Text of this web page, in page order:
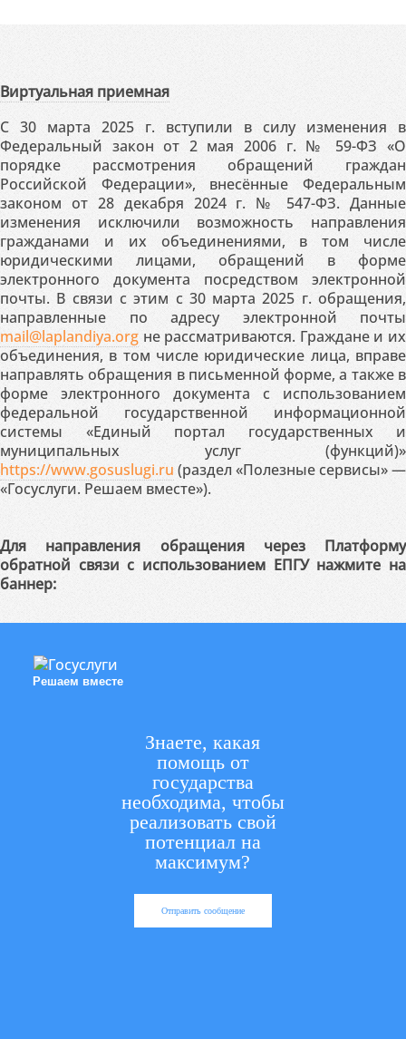
Виртуальная приемная
С 30 марта 2025 г. вступили в силу изменения в
Федеральный закон от 2 мая 2006 г. № 59-ФЗ «О
порядке рассмотрения обращений граждан
Российской Федерации», внесённые Федеральным
законом от 28 декабря 2024 г. № 547-ФЗ. Данные
изменения исключили возможность направления
гражданами и их объединениями, в том числе
юридическими лицами, обращений в форме
электронного документа посредством электронной
почты. В связи с этим с 30 марта 2025 г. обращения,
направленные по адресу электронной почты
mail@laplandiya.org не рассматриваются. Граждане и их
объединения, в том числе юридические лица, вправе
направлять обращения в письменной форме, а также в
форме электронного документа с использованием
федеральной государственной информационной
системы «Единый портал государственных и
муниципальных услуг (функций)»
https://www.gosuslugi.ru (раздел «Полезные сервисы» —
«Госуслуги. Решаем вместе»).
Для направления обращения через Платформу
обратной связи с использованием ЕПГУ нажмите на
баннер:
Решаем вместе
Знаете, какая
помощь от
государства
необходима, чтобы
реализовать свой
потенциал на
максимум?
Отправить сообщение